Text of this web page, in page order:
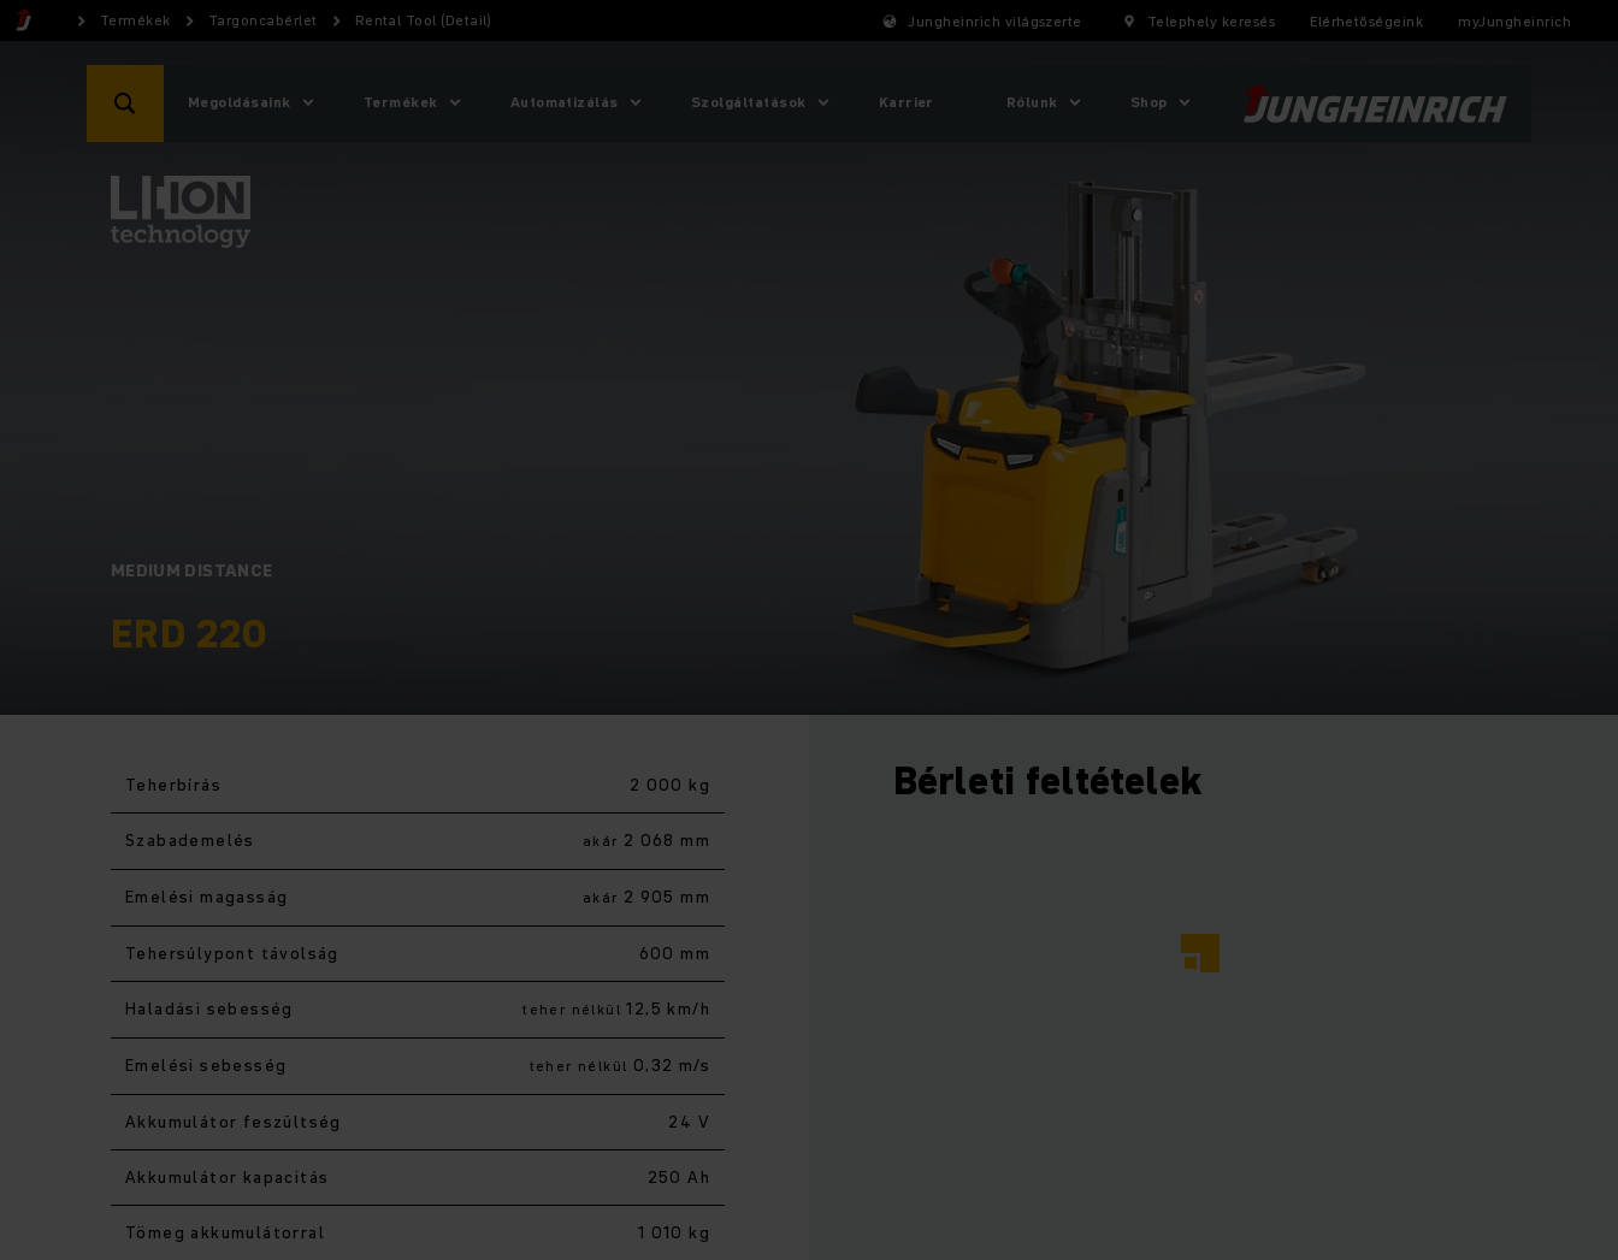
Termékek Targoncabérlet Rental Tool (Detail) Jungheinrich világszerte Telephely keresés Elérhetőségeink myJungheinrich
Megoldásaink Termékek Automatizálás Szolgáltatások Karrier Rólunk Shop
MEDIUM DISTANCE
ERD 220
Teherbírás 2 000 kg
Szabademelés akár 2 068 mm
Emelési magasság akár 2 905 mm
Tehersúlypont távolság 600 mm
Haladási sebesség teher nélkül 12,5 km/h
Emelési sebesség teher nélkül 0,32 m/s
Akkumulátor feszültség 24 V
Akkumulátor kapacitás 250 Ah
Tömeg akkumulátorral 1 010 kg
Bérleti feltételek